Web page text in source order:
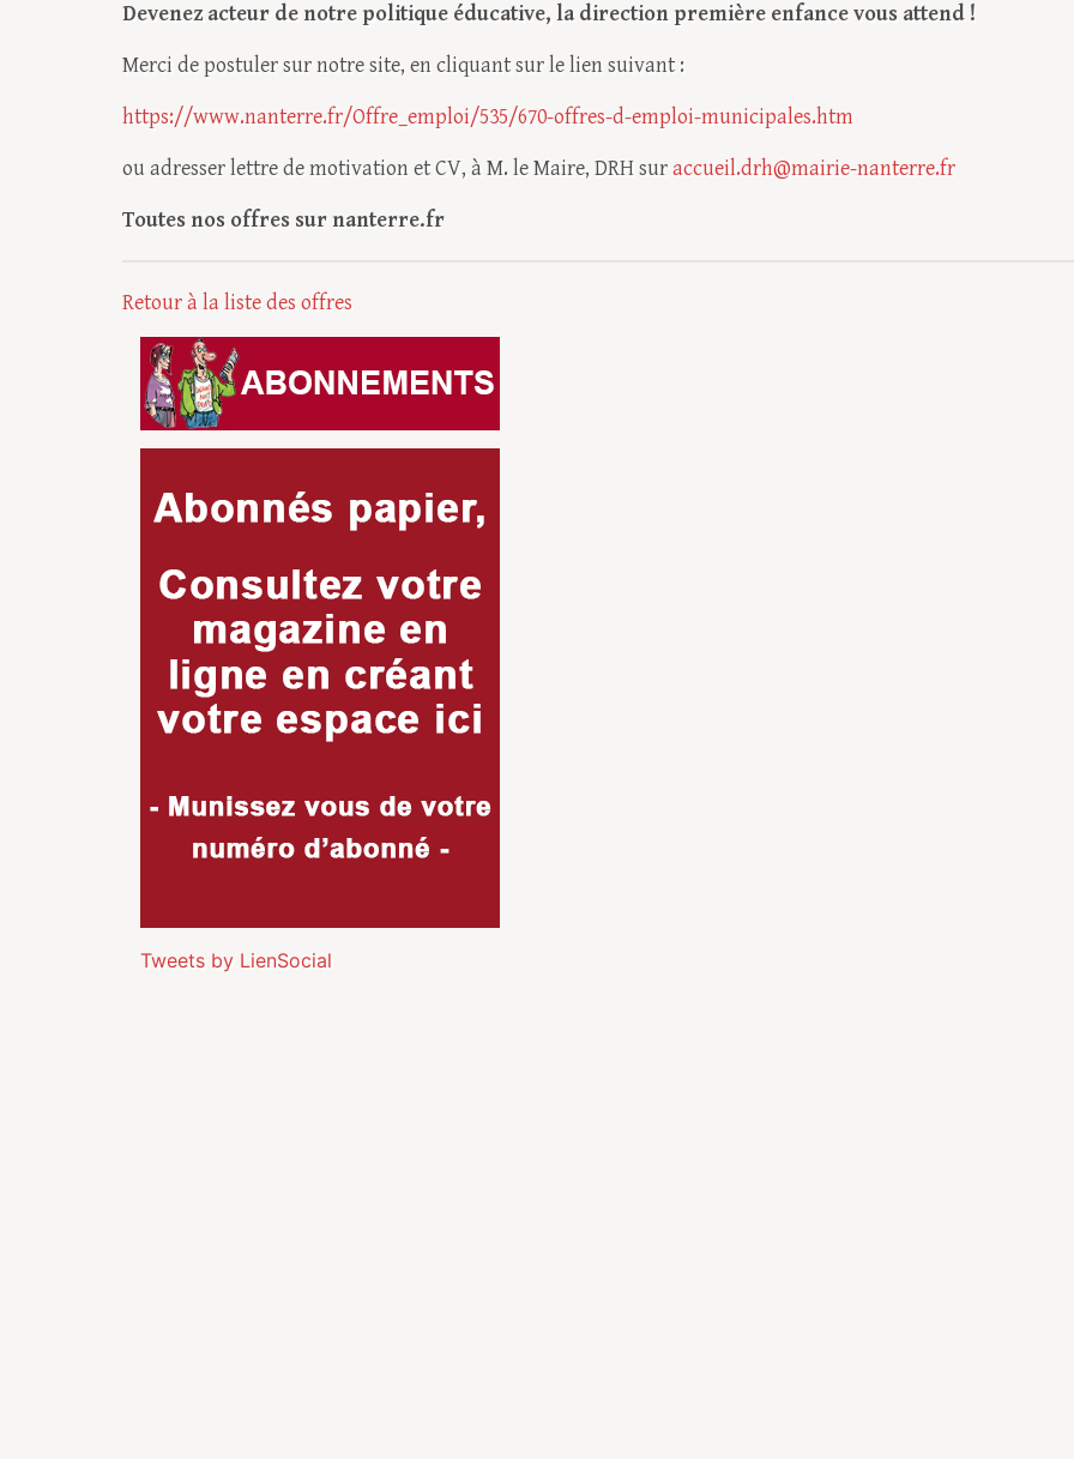
Devenez acteur de notre politique éducative, la direction première enfance vous attend !
Merci de postuler sur notre site, en cliquant sur le lien suivant :
https://www.nanterre.fr/Offre_emploi/535/670-offres-d-emploi-municipales.htm
ou adresser lettre de motivation et CV, à M. le Maire, DRH suraccueil.drh@mairie-nanterre.fr
Toutes nos offres sur nanterre.fr
Retour à la liste des offres
Tweets by LienSocial